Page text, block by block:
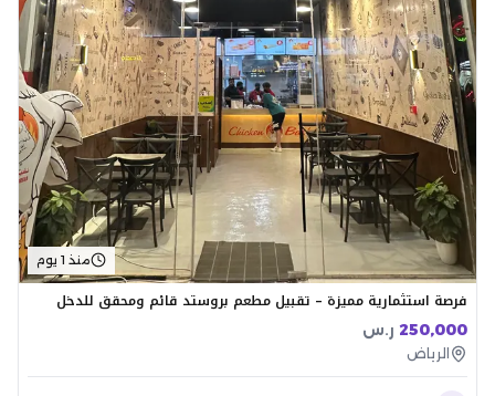
منذ 1 يوم
فرصة استثمارية مميزة – تقبيل مطعم بروستد قائم ومحقق للدخل
250,000 ر.س
الرياض